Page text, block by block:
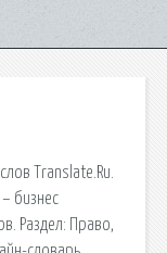
Translate.Ru.
– бизнес
Раздел: Право,